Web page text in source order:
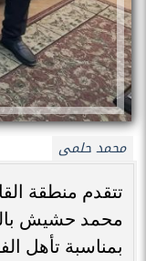
محمد حلمى
تتقدم منطقة
محمد حشيش
بمناسبة تأهل